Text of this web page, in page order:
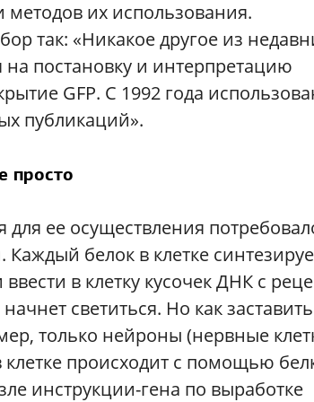
методов их использования.
так: «Никакое другое из
постановку и интерпретацию
GFP. С 1992 года
публикаций».
просто
для ее осуществления
белок в клетке
в клетку кусочек ДНК с
светиться. Но как заставить
только нейроны (нервные
происходит с помощью
инструкции-гена по выработке